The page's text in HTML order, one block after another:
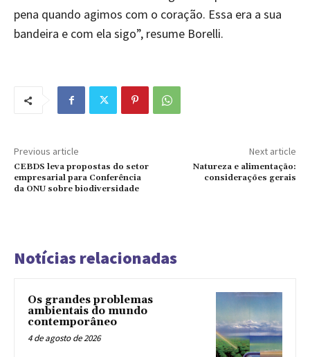
pena quando agimos com o coração. Essa era a sua
bandeira e com ela sigo”, resume Borelli.
Previous article
CEBDS leva propostas do setor
empresarial para Conferência
da ONU sobre biodiversidade
Next article
Natureza e alimentação:
considerações gerais
Notícias relacionadas
Os grandes problemas
ambientais do mundo
contemporâneo
4 de agosto de 2026